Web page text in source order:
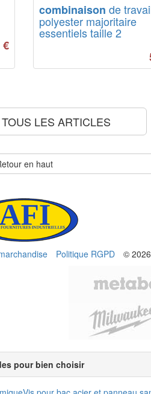
€
combinaison de
polyester majoritaire
essentiels taille 2
LES ARTICLES
en haut
Politique RGPD ©
pour bien choisir